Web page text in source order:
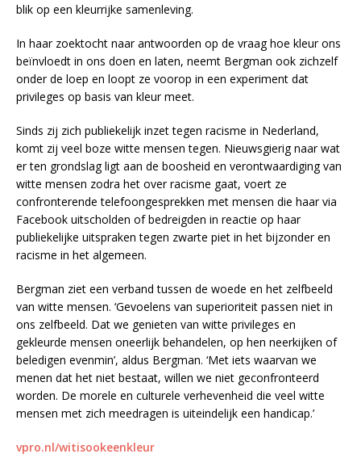
blik op een kleurrijke samenleving.
In haar zoektocht naar antwoorden op de vraag hoe kleur ons
beïnvloedt in ons doen en laten, neemt Bergman ook zichzelf
onder de loep en loopt ze voorop in een experiment dat
privileges op basis van kleur meet.
Sinds zij zich publiekelijk inzet tegen racisme in Nederland,
komt zij veel boze witte mensen tegen. Nieuwsgierig naar wat
er ten grondslag ligt aan de boosheid en verontwaardiging van
witte mensen zodra het over racisme gaat, voert ze
confronterende telefoongesprekken met mensen die haar via
Facebook uitscholden of bedreigden in reactie op haar
publiekelijke uitspraken tegen zwarte piet in het bijzonder en
racisme in het algemeen.
Bergman ziet een verband tussen de woede en het zelfbeeld
van witte mensen. ‘Gevoelens van superioriteit passen niet in
ons zelfbeeld. Dat we genieten van witte privileges en
gekleurde mensen oneerlijk behandelen, op hen neerkijken of
beledigen evenmin’, aldus Bergman. ‘Met iets waarvan we
menen dat het niet bestaat, willen we niet geconfronteerd
worden. De morele en culturele verhevenheid die veel witte
mensen met zich meedragen is uiteindelijk een handicap.’
vpro.nl/witisookeenkleur